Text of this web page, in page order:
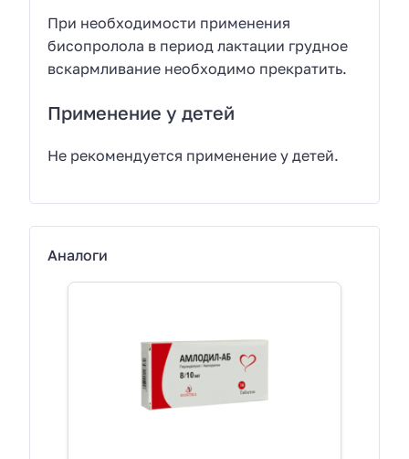
При необходимости применения
бисопролола в период лактации грудное
вскармливание необходимо прекратить.
Применение у детей
Не рекомендуется применение у детей.
Аналоги